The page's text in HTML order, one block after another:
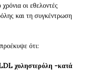
οι εθελοντές
και τη συγκέντρωση
ότι:
χοληστερόλη -κατά